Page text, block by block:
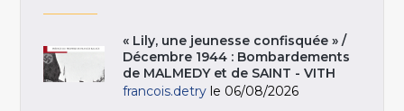
« Lily, une jeunesse confisquée » /
Décembre 1944 : Bombardements
de MALMEDY et de SAINT - VITH
francois.detry le 06/08/2026